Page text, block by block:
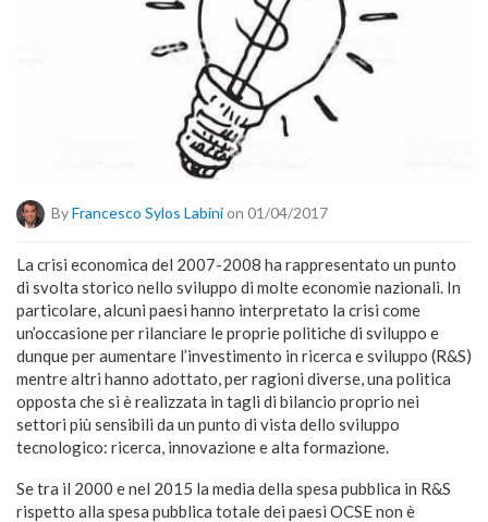
ByFrancesco Sylos Labinion 01/04/2017
La crisi economica del 2007-2008 ha rappresentato un punto
di svolta storico nello sviluppo di molte economie nazionali. In
particolare, alcuni paesi hanno interpretato la crisi come
un’occasione per rilanciare le proprie politiche di sviluppo e
dunque per aumentare l’investimento in ricerca e sviluppo (R&S)
mentre altri hanno adottato, per ragioni diverse, una politica
opposta che si è realizzata in tagli di bilancio proprio nei
settori più sensibili da un punto di vista dello sviluppo
tecnologico: ricerca, innovazione e alta formazione.
Se tra il 2000 e nel 2015 la media della spesa pubblica in R&S
rispetto alla spesa pubblica totale dei paesi OCSE non è